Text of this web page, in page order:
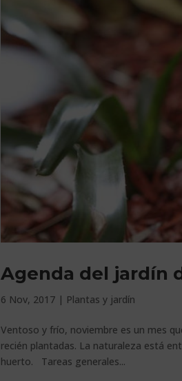
Agenda del jardín
6 Nov, 2017 | Plantas y jardín
Ventoso y frío, noviembre es un mes
recién plantadas. La naturaleza está
huerto. Tareas generales...